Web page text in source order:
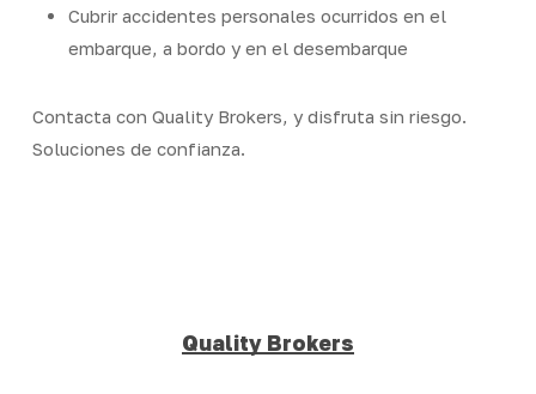
Cubrir accidentes personales ocurridos en el
embarque, a bordo y en el desembarque
Contacta con Quality Brokers, y disfruta sin riesgo.
Soluciones de confianza.
Quality Brokers